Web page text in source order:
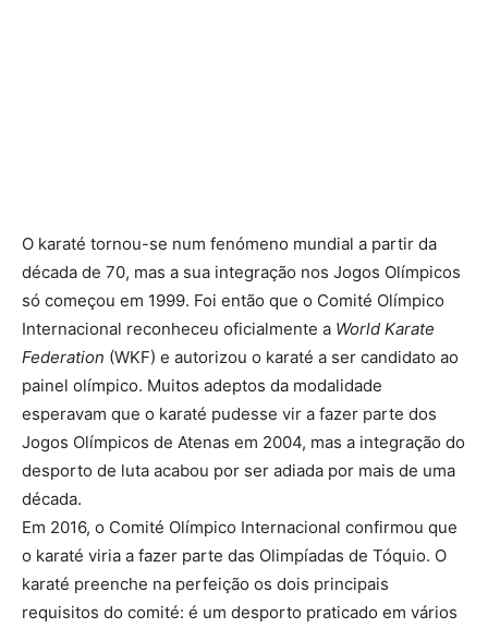
O karaté tornou-se num fenómeno mundial a partir da
década de 70, mas a sua integração nos Jogos Olímpicos
só começou em 1999. Foi então que o Comité Olímpico
Internacional reconheceu oficialmente a World Karate
Federation (WKF) e autorizou o karaté a ser candidato ao
painel olímpico. Muitos adeptos da modalidade
esperavam que o karaté pudesse vir a fazer parte dos
Jogos Olímpicos de Atenas em 2004, mas a integração do
desporto de luta acabou por ser adiada por mais de uma
década.
Em 2016, o Comité Olímpico Internacional confirmou que
o karaté viria a fazer parte das Olimpíadas de Tóquio. O
karaté preenche na perfeição os dois principais
requisitos do comité: é um desporto praticado em vários